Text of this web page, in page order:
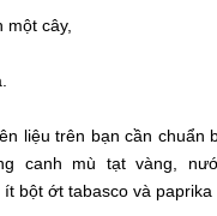
một cây,
liệu trên bạn cần chuẩn
canh mù tạt vàng,
bột ớt tabasco và paprika